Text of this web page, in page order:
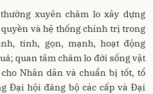
xuyên chăm lo xây dựng
và hệ thống chính trị trong
tinh, gọn, mạnh, hoạt động
quan tâm chăm lo đời sống vật
Nhân dân và chuẩn bị tốt, tổ
Đại hội đảng bộ các cấp và Đại